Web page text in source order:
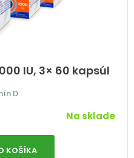
IU, 3× 60 kapsúl
D
Na sklade
KOŠÍKA